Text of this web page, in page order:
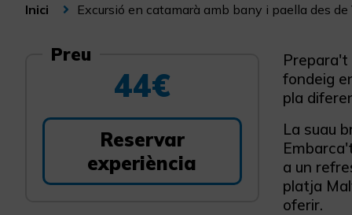
Inici Excursió en catamarà amb bany i paella des de
Preu
44€
Reservar
experiència
Prepara't
fondeig
pla
La suau
a un
platja
oferir.